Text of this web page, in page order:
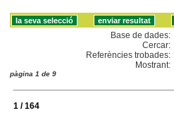
Base de dades:
Cercar:
Referències trobades:
Mostrant:
pàgina 1 de 9
1 / 164